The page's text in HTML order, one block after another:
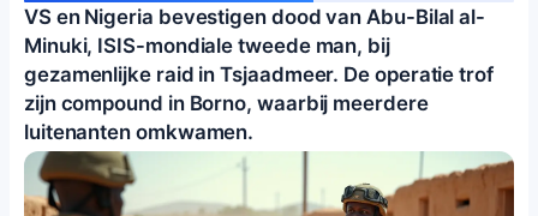
VS en Nigeria bevestigen dood van Abu-Bilal al-
Minuki, ISIS-mondiale tweede man, bij
gezamenlijke raid in Tsjaadmeer. De operatie trof
zijn compound in Borno, waarbij meerdere
luitenanten omkwamen.